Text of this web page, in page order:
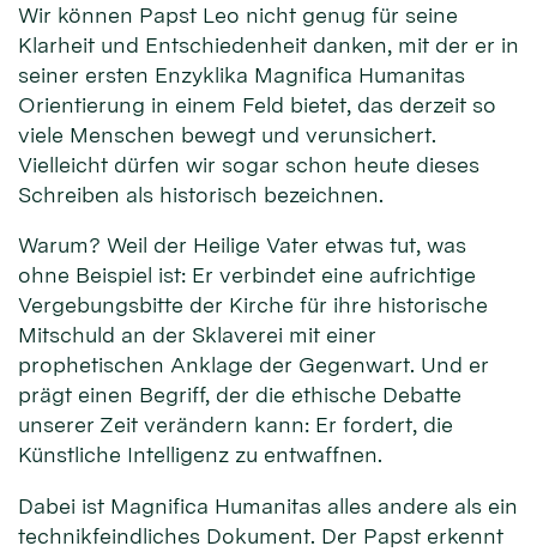
Wir können Papst Leo nicht genug für seine
Klarheit und Entschiedenheit danken, mit der er in
seiner ersten Enzyklika Magnifica Humanitas
Orientierung in einem Feld bietet, das derzeit so
viele Menschen bewegt und verunsichert.
Vielleicht dürfen wir sogar schon heute dieses
Schreiben als historisch bezeichnen.
Warum? Weil der Heilige Vater etwas tut, was
ohne Beispiel ist: Er verbindet eine aufrichtige
Vergebungsbitte der Kirche für ihre historische
Mitschuld an der Sklaverei mit einer
prophetischen Anklage der Gegenwart. Und er
prägt einen Begriff, der die ethische Debatte
unserer Zeit verändern kann: Er fordert, die
Künstliche Intelligenz zu entwaffnen.
Dabei ist Magnifica Humanitas alles andere als ein
technikfeindliches Dokument. Der Papst erkennt